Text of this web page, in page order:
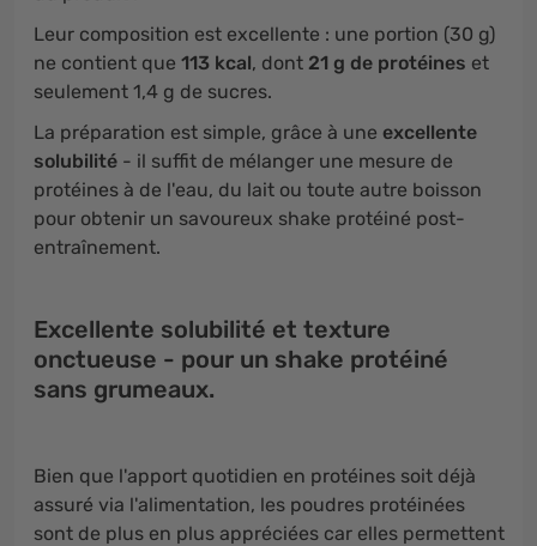
Leur composition est excellente : une portion (30 g)
ne contient que 113 kcal, dont 21 g de protéines et
seulement 1,4 g de sucres.
La préparation est simple, grâce à une excellente
solubilité - il suffit de mélanger une mesure de
protéines à de l'eau, du lait ou toute autre boisson
pour obtenir un savoureux shake protéiné post-
entraînement.
Excellente solubilité et texture
onctueuse - pour un shake protéiné
sans grumeaux.
Bien que l'apport quotidien en protéines soit déjà
assuré via l'alimentation, les poudres protéinées
sont de plus en plus appréciées car elles permettent